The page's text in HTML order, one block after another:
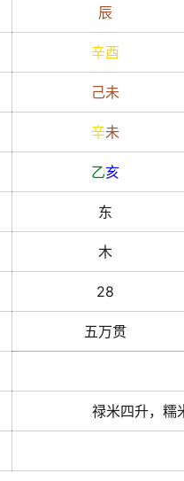
辰
辛酉
己未
辛未
乙亥
东
木
28
五万贯
禄米四升，糯